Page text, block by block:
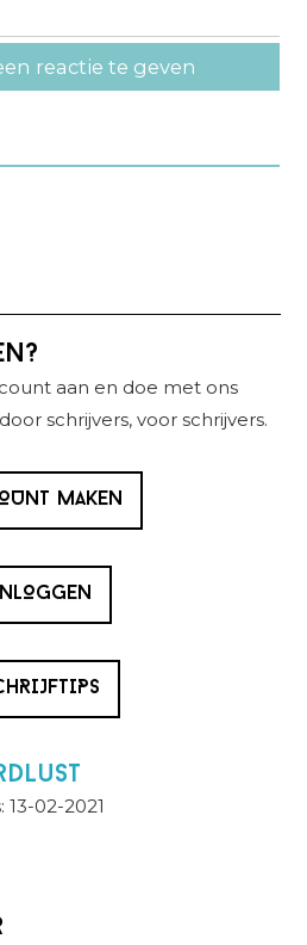
reactie te geven
aan en doe met ons
schrijvers, voor schrijvers.
MAKEN
13-02-2021